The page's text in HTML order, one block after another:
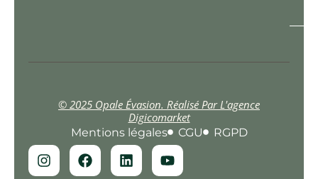
© 2025 Opale Évasion. Réalisé Par L'agence
Digicomarket
Mentions légales CGU RGPD